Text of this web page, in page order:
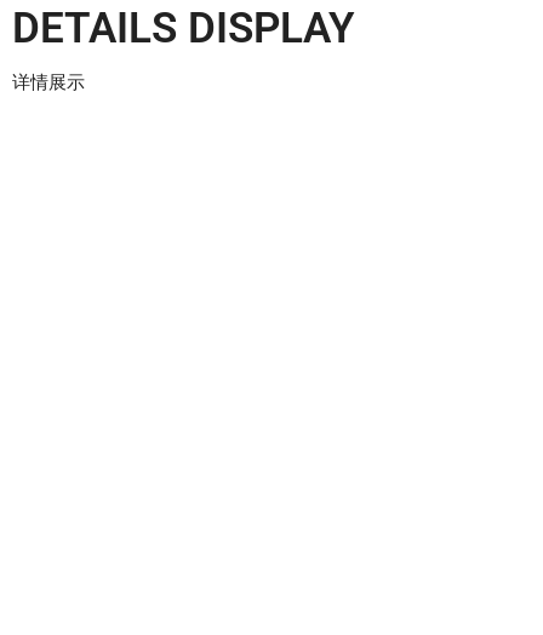
DETAILS DISPLAY
详情展示